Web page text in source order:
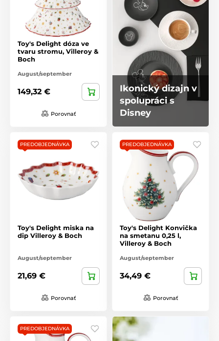
Toy's Delight dóza ve
tvaru stromu, Villeroy &
Boch
August/september
149,32 €
Porovnať
Ikonický dizajn v
spolupráci s
Disney
PREDOBJEDNÁVKA
Toy's Delight miska na
dip Villeroy & Boch
August/september
21,69 €
Porovnať
PREDOBJEDNÁVKA
Toy's Delight Konvička
na smetanu 0,25 l,
Villeroy & Boch
August/september
34,49 €
Porovnať
PREDOBJEDNÁVKA